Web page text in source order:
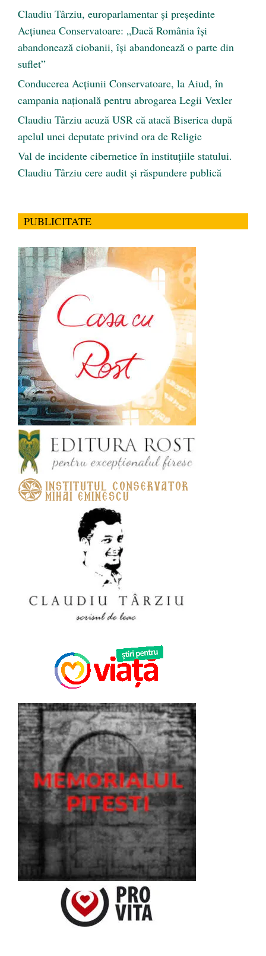
Claudiu Târziu, europarlamentar și președinte
Acțiunea Conservatoare: „Dacă România își
abandonează ciobanii, își abandonează o parte din
suflet”
Conducerea Acțiunii Conservatoare, la Aiud, în
campania națională pentru abrogarea Legii Vexler
Claudiu Târziu acuză USR că atacă Biserica după
apelul unei deputate privind ora de Religie
Val de incidente cibernetice în instituțiile statului.
Claudiu Târziu cere audit și răspundere publică
PUBLICITATE